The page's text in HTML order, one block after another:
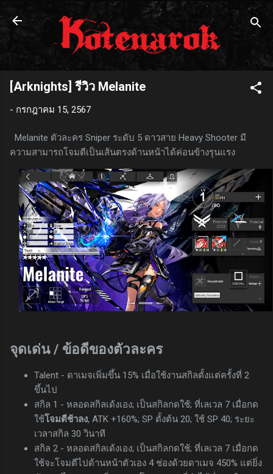
ข้ามไปที่เนื้อหาหลัก
[Arknights] รีวิว Melanite
- กรกฎาคม 15, 2567
Melanite ตัวละคร Sniper ระดับ 5 ดาวสาย Heavy Shooter มี
ความสามารถโจมตีเป็นเส้นตรงด้านหน้าได้ค่อนข้างรุนแรง
จุดเด่น / ข้อดีของตัวละคร
Talent - ดาเมจเพิ่มขึ้น 15% เมื่อใช้งานสกิลตั้งแต่ครั้งที่ 2
ขึ้นไป
สกิล 1 - หลอดสกิลเด้งเอง; เป็นสกิลกดใช้; ที่เลเวล 7 เมื่อกด
ใช้โจมตีช้าลง, ATK +160%; SP ตั้งต้น 20; ใช้ SP 40; ระยะ
เวลาสกิล 30 วินาที
สกิล 2 - หลอดสกิลเด้งเอง; เป็นสกิลกดใช้; ที่เลเวล 7 เมื่อกด
ใช้จะโจมตีไปด้านหน้าตัวเอง 4 ช่องด้วยดาเมจ 450% แต่ยิ่ง